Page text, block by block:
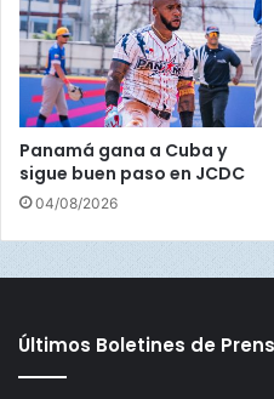
Download
Panamá gana a Cuba y
sigue buen paso en JCDC
04/08/2026
Últimos Boletines de